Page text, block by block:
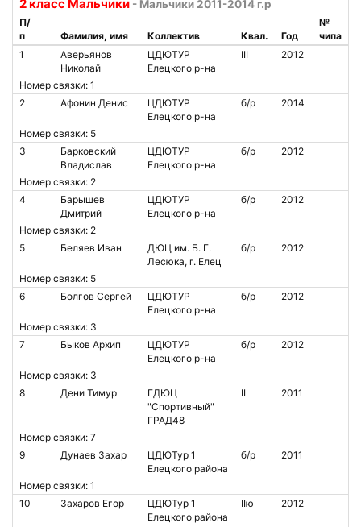
2 класс Мальчики - Мальчики 2011-2014 г.р
П/
п
Фамилия, имя Коллектив Квал. Год
№
чипа
1
Аверьянов
Николай
ЦДЮТУР
Елецкого р-на
III 2012
Номер связки: 1
2
Афонин Денис
ЦДЮТУР
Елецкого р-на
б/р 2014
Номер связки: 5
3
Барковский
Владислав
ЦДЮТУР
Елецкого р-на
б/р 2012
Номер связки: 2
4
Барышев
Дмитрий
ЦДЮТУР
Елецкого р-на
б/р 2012
Номер связки: 2
5
Беляев Иван
ДЮЦ им. Б. Г.
Лесюка, г. Елец
б/р 2012
Номер связки: 5
6
Болгов Сергей
ЦДЮТУР
Елецкого р-на
б/р 2012
Номер связки: 3
7
Быков Архип
ЦДЮТУР
Елецкого р-на
б/р 2012
Номер связки: 3
8
Дени Тимур
ГДЮЦ
"Спортивный"
ГРАД48
II 2011
Номер связки: 7
9
Дунаев Захар
ЦДЮТур 1
Елецкого района
б/р 2011
Номер связки: 1
10
Захаров Егор
ЦДЮТур 1
Елецкого района
IIю 2012